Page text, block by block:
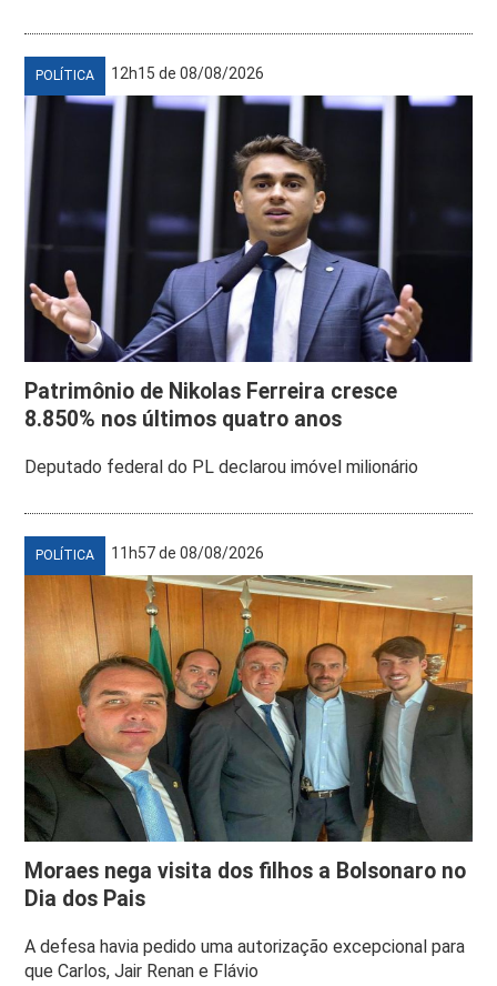
POLÍTICA 12h15 de 08/08/2026
Patrimônio de Nikolas Ferreira cresce
8.850% nos últimos quatro anos
Deputado federal do PL declarou imóvel milionário
POLÍTICA 11h57 de 08/08/2026
Moraes nega visita dos filhos a Bolsonaro no
Dia dos Pais
A defesa havia pedido uma autorização excepcional para
que Carlos, Jair Renan e Flávio